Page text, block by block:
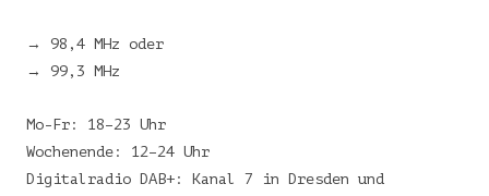
→ 98,4 MHz oder
→ 99,3 MHz
Mo-Fr: 18–23 Uhr
Wochenende: 12–24 Uhr
Digitalradio DAB+: Kanal 7 in Dresden und